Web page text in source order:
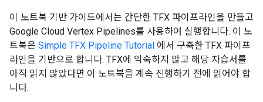
이 노트북 기반 가이드에서는 간단한 TFX 파이프라인을 만들고
Google Cloud Vertex Pipelines를 사용하여 실행합니다. 이 노
트북은 Simple TFX Pipeline Tutorial 에서 구축한 TFX 파이프
라인을 기반으로 합니다. TFX에 익숙하지 않고 해당 자습서를
아직 읽지 않았다면 이 노트북을 계속 진행하기 전에 읽어야 합
니다.